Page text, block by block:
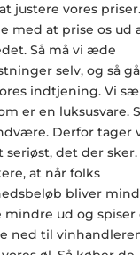
justere vores
med at prise os ud
Så må vi æde
selv, og så
indtjening. Vi
er en luksusvare.
Derfor tager
seriøst, det der sker.
at når folks
bliver
mindre ud og spiser
ned til